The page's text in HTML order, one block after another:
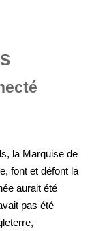
la Marquise de
font et défont la
aurait été
pas été